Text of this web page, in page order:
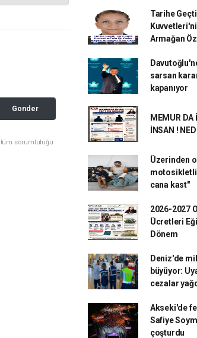
Gonder
tüm sorumluluğu
Tarihe
Armağan
sarsan
kapanıyor
MEMUR DA
İNSAN !
Üzerinden
cana kast"
2026-2027
Ücretleri
Dönem
Deniz'de
büyüyor:
cezalar
Akseki'de
Safiye
çoşturdu